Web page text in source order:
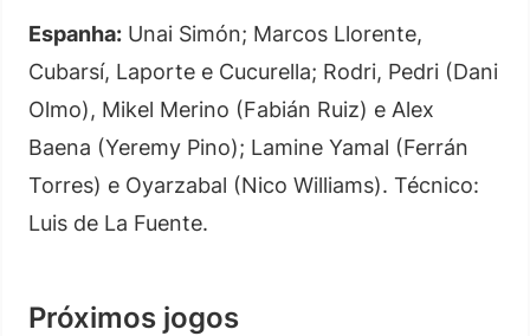
Espanha: Unai Simón; Marcos Llorente,
Cubarsí, Laporte e Cucurella; Rodri, Pedri (Dani
Olmo), Mikel Merino (Fabián Ruiz) e Alex
Baena (Yeremy Pino); Lamine Yamal (Ferrán
Torres) e Oyarzabal (Nico Williams). Técnico:
Luis de La Fuente.
Próximos jogos